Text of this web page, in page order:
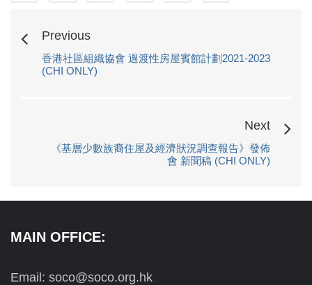
Previous
香港社區組織協會 過渡性房屋賓館計劃2021-2023
(CHI ONLY)
Next
《基層少數族裔住屋及經濟狀況調查報告》發佈
會 新聞稿 (CHI ONLY)
MAIN OFFICE:
Email: soco@soco.org.hk